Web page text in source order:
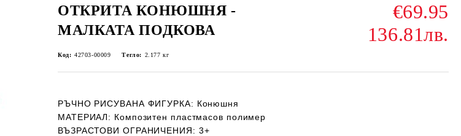
ОТКРИТА КОНЮШНЯ -
МАЛКАТА ПОДКОВА
€69.95
136.81лв.
Код: 42703-00009 Тегло: 2.177 кг
РЪЧНО РИСУВАНА ФИГУРКА: Конюшня
МАТЕРИАЛ: Композитен пластмасов полимер
ВЪЗРАСТОВИ ОГРАНИЧЕНИЯ: 3+